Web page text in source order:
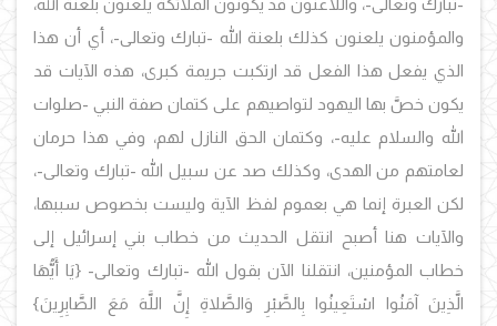
-تبارك وتعالى-، واللاعنون قد يكونون الملائكة يلعنون بلعنة الله،
والمؤمنون يلعنون كذلك بلعنة الله -تبارك وتعالى-، أي أن هذا
الذي يفعل هذا الفعل قد ارتكبت جريمة كبرى، هذه الآيات قد
يكون خصَّ بها اليهود لتواصيهم على كتمان صفة النبي -صلوات
الله والسلام عليه-، وكتمان الحق النازل لهم، وفي هذا حرمان
لعامتهم من الهدى، وكذلك صد عن سبيل الله -تبارك وتعالى-،
لكن العبرة إنما هي بعموم لفظ الآية وليست بخصوص سببها،
والآيات هنا أصبح انتقل الحديث من خطاب بني إسرائيل إلى
خطاب المؤمنين، انتقلنا الآن بقول الله -تبارك وتعالى- {يَا أَيُّهَا
الَّذِينَ آمَنُوا اسْتَعِينُوا بِالصَّبْرِ وَالصَّلاةِ إِنَّ اللَّهَ مَعَ الصَّابِرِينَ}